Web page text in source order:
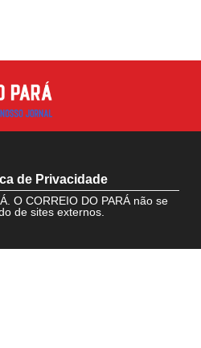
de Privacidade
O CORREIO DO PARÁ não se
de sites externos.